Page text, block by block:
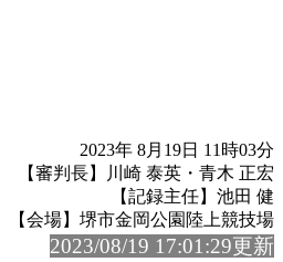
2023年 8月19日 11時03分
【審判長】川崎 泰英・青木 正宏
【記録主任】池田 健
【会場】堺市金岡公園陸上競技場
2023/08/19 17:01:29更新